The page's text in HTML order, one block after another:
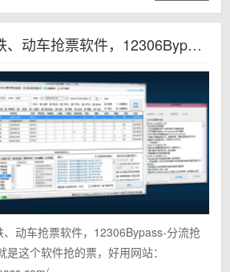
免费火车票、高铁、动车抢票软件，12306Bypass - 分流抢票
、动车抢票软件，12306Bypass-分流抢
这个软件抢的票，好用网站：